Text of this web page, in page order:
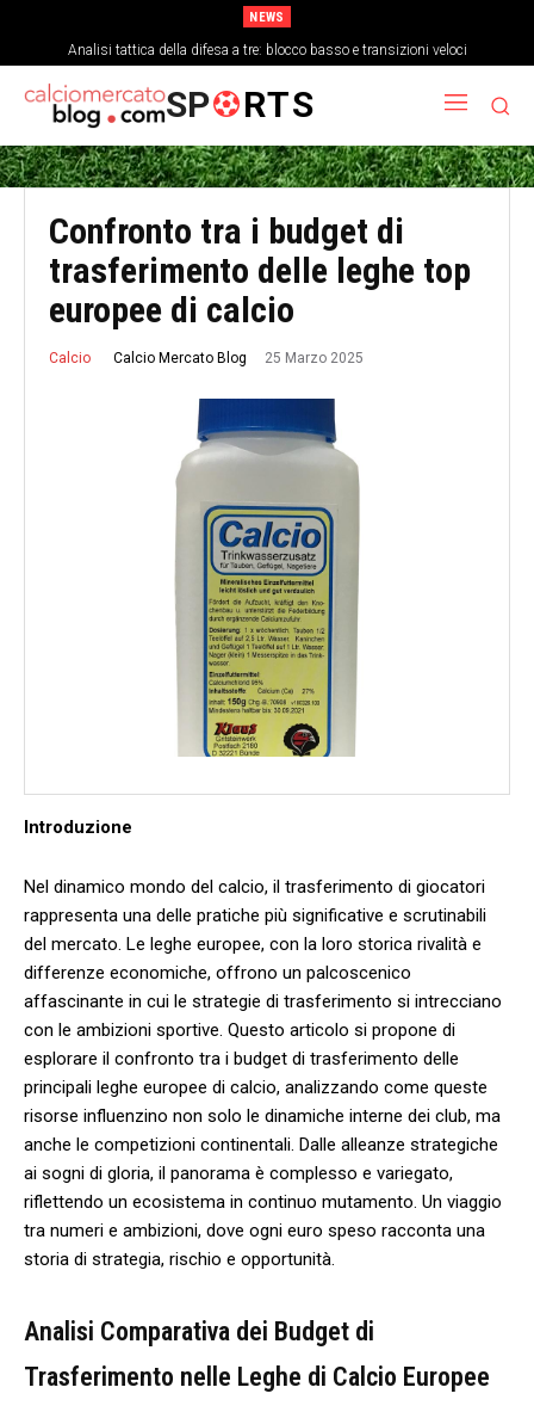
NEWS
Analisi tattica della difesa a tre: blocco basso e transizioni veloci
SP RTS
Confronto tra i budget di
trasferimento delle leghe top
europee di calcio
Calcio Calcio Mercato Blog 25 Marzo 2025
Introduzione
Nel dinamico mondo del calcio, ‍il trasferimento di‌ giocatori
rappresenta una delle pratiche più⁣ significative e scrutinabili
del mercato. Le⁤ leghe europee, con la loro‌ storica rivalità e
differenze economiche, offrono⁢ un palcoscenico
affascinante in ⁤cui ‍le strategie​ di trasferimento si intrecciano
con le ambizioni ⁣sportive. Questo articolo si‌ propone ‍di
esplorare il confronto tra i budget​ di trasferimento delle
principali ‍leghe europee di calcio, analizzando come ​queste
risorse ⁤influenzino non solo le dinamiche interne dei club, ma​
anche le ‍competizioni continentali.⁢ Dalle alleanze strategiche
ai sogni di gloria, ⁣il panorama è ​complesso e variegato,
riflettendo un ecosistema in ​continuo mutamento. Un viaggio
⁢tra numeri e ambizioni, dove ogni euro speso racconta una
storia⁣ di strategia, rischio e opportunità.
Analisi Comparativa dei‌ Budget di
Trasferimento nelle Leghe di‌ Calcio Europee